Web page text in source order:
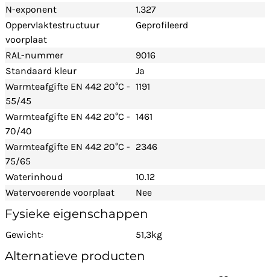
N-exponent
1.327
Oppervlaktestructuur
voorplaat
Geprofileerd
RAL-nummer
9016
Standaard kleur
Ja
Warmteafgifte EN 442 20°C -
55/45
1191
Warmteafgifte EN 442 20°C -
70/40
1461
Warmteafgifte EN 442 20°C -
75/65
2346
Waterinhoud
10.12
Watervoerende voorplaat
Nee
Fysieke eigenschappen
Gewicht: 51,3kg
Alternatieve producten